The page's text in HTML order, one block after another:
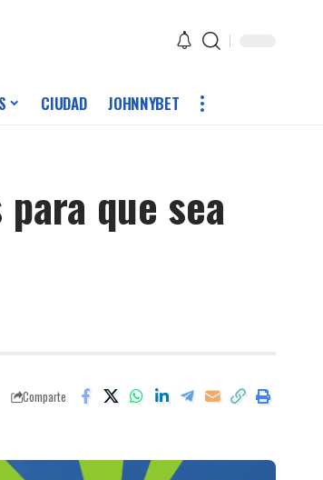
CIUDAD JOHNNYBET
que sea
Comparte